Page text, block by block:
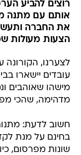
רוצים להביע
אותם עם מתנה
את החברה
הצעות מעולות
עובדים יישארו
מישהו שאוהבים
מדהימה, שהכי
חשוב לדעת:
בחינם על מנת
שונות מפרסום,